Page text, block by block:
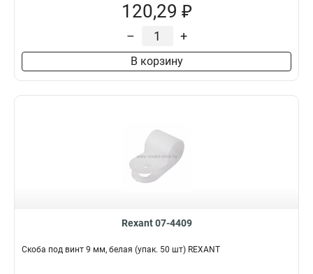
120,29 ₽
– +
В корзину
Rexant 07-4409
Скоба под винт 9 мм, белая (упак. 50 шт) REXANT